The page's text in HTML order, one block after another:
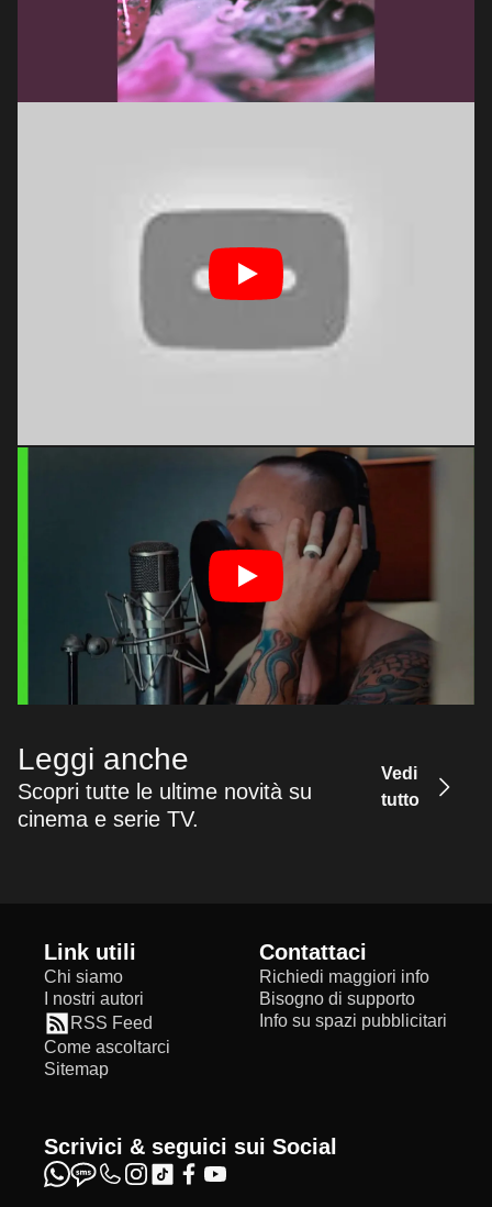
Leggi anche
Scopri tutte le ultime novità su
cinema e serie TV.
Vedi
tutto
Link utili
Chi siamo
I nostri autori
RSS Feed
Come ascoltarci
Sitemap
Contattaci
Richiedi maggiori info
Bisogno di supporto
Info su spazi pubblicitari
Scrivici & seguici sui Social